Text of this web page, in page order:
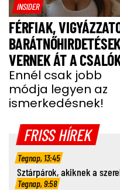
INSIDER
FÉRFIAK,
VERNEK ÁT A
Ennél csak jobb
módja legyen az
ismerkedésnek!
FRISS HÍREK
Tegnap, 13:45
Sztárpárok, akiknek a
Tegnap, 9:58